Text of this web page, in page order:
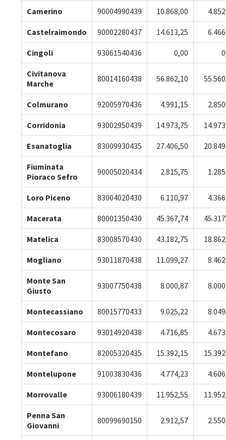
Camerino 90004990439 10.868,00
Castelraimondo 90002280437 14.613,25
Cingoli 93061540436 0,00
Civitanova
Marche
80014160438 56.862,10
Colmurano 92005970436 4.991,15
Corridonia 93002950439 14.973,75
Esanatoglia 83009930435 27.406,50
Fiuminata
Pioraco Sefro
90005020434 2.815,75
Loro Piceno 83004020430 6.110,97
Macerata 80001350430 45.367,74
Matelica 83008570430 43.182,75
Mogliano 93011870438 11.099,27
Monte San
Giusto
93007750438 8.000,87
Montecassiano 80015770433 9.025,22
Montecosaro 93014920438 4.716,85
Montefano 82005320435 15.392,15
Montelupone 91003830436 4.774,23
Morrovalle 93006180439 11.952,55
Penna San
Giovanni
80099690150 2.912,57